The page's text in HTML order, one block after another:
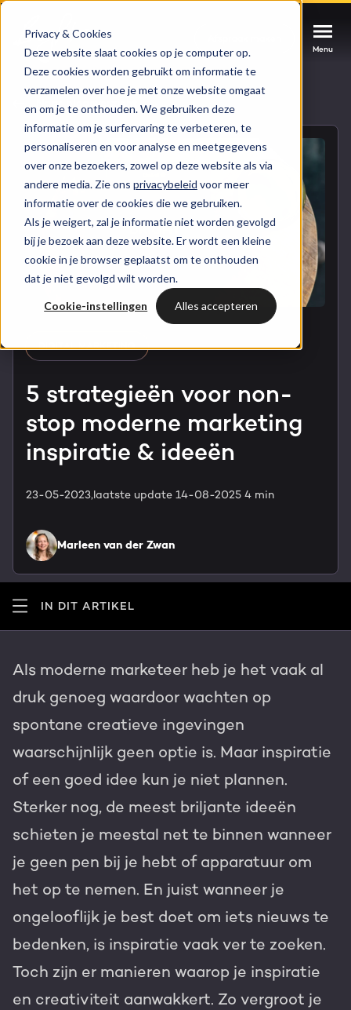
Privacy & Cookies
Deze website slaat cookies op je computer op.
Deze cookies worden gebruikt om informatie te
verzamelen over hoe je met onze website omgaat
en om je te onthouden. We gebruiken deze
informatie om je surfervaring te verbeteren, te
personaliseren en voor analyse en meetgegevens
over onze bezoekers, zowel op deze website als via
andere media. Zie ons privacybeleid voor meer
informatie over de cookies die we gebruiken.
Als je weigert, zal je informatie niet worden gevolgd
bij je bezoek aan deze website. Er wordt een kleine
cookie in je browser geplaatst om te onthouden
dat je niet gevolgd wilt worden.
Cookie-instellingen Alles accepteren
Menu
Menu
HUBSPOT SERVICES
HubSpot implementatie
HubSpot automations
HubSpot integraties
GROWTH SERVICES
Marketing automation
Content & design
WEBSITE SERVICES
HubSpot websites
Membership portals
Cases
Branches
Bright
WELKOM BIJ BRIGHT
Team
Contact
HubSpot partner
Awards
Inspiratie
Blog
Events & webinars
PORTAL REVIEW
Haal alles uit je HubSpot licentie
Gratis portal scan
Nederlands Zoek
Menu
Could not loads results. Please refresh the
page.
Naar blogoverzicht
DIGITAL MARKETING
5 strategieën voor non-
stop moderne marketing
inspiratie & ideeën
23-05-2023,laatste update 14-08-2025 4 min
Marleen van der Zwan
IN DIT ARTIKEL
Als moderne marketeer heb je het vaak al
druk genoeg waardoor wachten op
spontane creatieve ingevingen
waarschijnlijk geen optie is. Maar inspiratie
of een goed idee kun je niet plannen.
Sterker nog, de meest briljante ideeën
schieten je meestal net te binnen wanneer
je geen pen bij je hebt of apparatuur om
het op te nemen. En juist wanneer je
ongelooflijk je best doet om iets nieuws te
bedenken, is inspiratie vaak ver te zoeken.
Toch zijn er manieren waarop je inspiratie
en creativiteit aanwakkert. Zo vergroot je